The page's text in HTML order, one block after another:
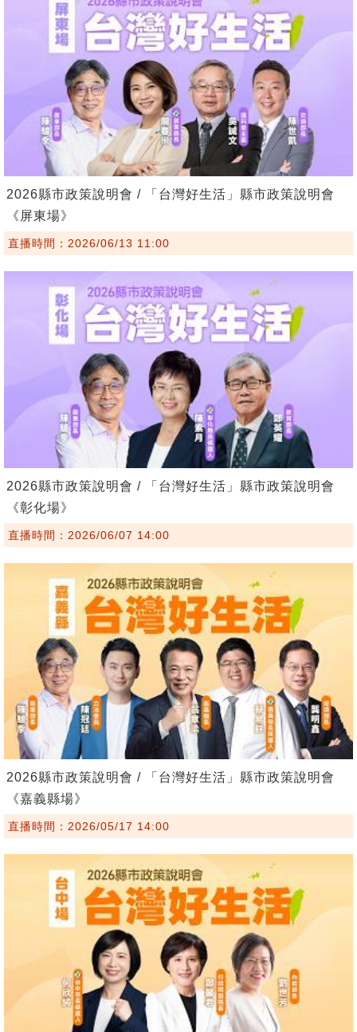
2026縣市政策說明會 / 「台灣好生活」縣市政策說明會
《屏東場》
直播時間：2026/06/13 11:00
2026縣市政策說明會 / 「台灣好生活」縣市政策說明會
《彰化場》
直播時間：2026/06/07 14:00
2026縣市政策說明會 / 「台灣好生活」縣市政策說明會
《嘉義縣場》
直播時間：2026/05/17 14:00